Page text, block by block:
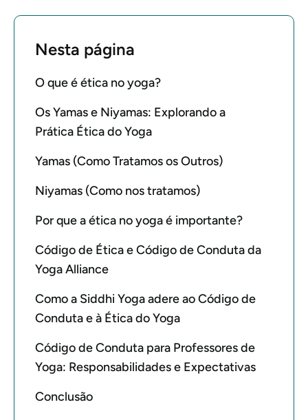
Nesta página
O que é ética no yoga?
Os Yamas e Niyamas: Explorando a
Prática Ética do Yoga
Yamas (Como Tratamos os Outros)
Niyamas (Como nos tratamos)
Por que a ética no yoga é importante?
Código de Ética e Código de Conduta da
Yoga Alliance
Como a Siddhi Yoga adere ao Código de
Conduta e à Ética do Yoga
Código de Conduta para Professores de
Yoga: Responsabilidades e Expectativas
Conclusão